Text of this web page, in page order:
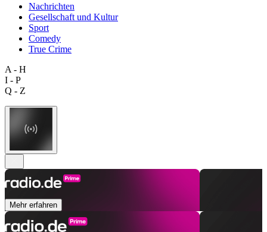
Nachrichten
Gesellschaft und Kultur
Sport
Comedy
True Crime
A - H
I - P
Q - Z
Mehr erfahren